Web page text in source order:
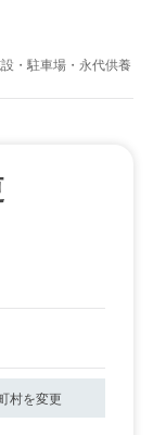
・ 駐車場 ・ 永代供養
村を変更